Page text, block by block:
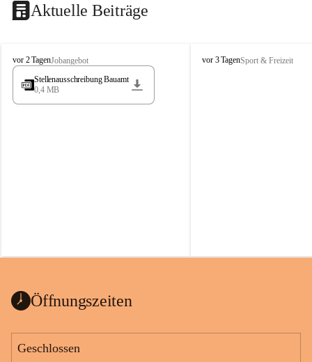
Aktuelle Beiträge
S
t
s
vor 2 TagenJobangebot
Stellenausschreibung Bauamt
0,4 MB
S
vor 3 TagenSport & Freizeit
Öffnungszeiten
Geschlossen